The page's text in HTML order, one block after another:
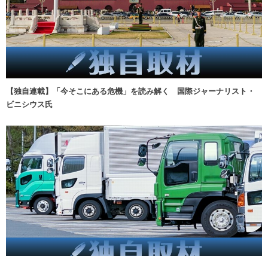
【独自連載】「今そこにある危機」を読み解く 国際ジャーナリスト・
ビニシウス氏